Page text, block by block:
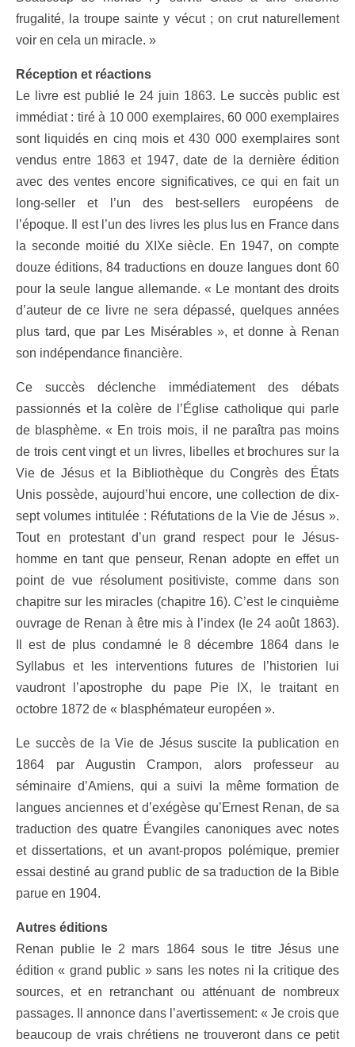
frugalité, la troupe sainte y vécut ; on crut naturellement
voir en cela un miracle. »
Réception et réactions
Le livre est publié le 24 juin 1863. Le succès public est
immédiat : tiré à 10 000 exemplaires, 60 000 exemplaires
sont liquidés en cinq mois et 430 000 exemplaires sont
vendus entre 1863 et 1947, date de la dernière édition
avec des ventes encore significatives, ce qui en fait un
long-seller et l’un des best-sellers européens de
l’époque. Il est l’un des livres les plus lus en France dans
la seconde moitié du XIXe siècle. En 1947, on compte
douze éditions, 84 traductions en douze langues dont 60
pour la seule langue allemande. « Le montant des droits
d’auteur de ce livre ne sera dépassé, quelques années
plus tard, que par Les Misérables », et donne à Renan
son indépendance financière.
Ce succès déclenche immédiatement des débats
passionnés et la colère de l’Église catholique qui parle
de blasphème. « En trois mois, il ne paraîtra pas moins
de trois cent vingt et un livres, libelles et brochures sur la
Vie de Jésus et la Bibliothèque du Congrès des États
Unis possède, aujourd’hui encore, une collection de dix-
sept volumes intitulée : Réfutations de la Vie de Jésus ».
Tout en protestant d’un grand respect pour le Jésus-
homme en tant que penseur, Renan adopte en effet un
point de vue résolument positiviste, comme dans son
chapitre sur les miracles (chapitre 16). C’est le cinquième
ouvrage de Renan à être mis à l’index (le 24 août 1863).
Il est de plus condamné le 8 décembre 1864 dans le
Syllabus et les interventions futures de l’historien lui
vaudront l’apostrophe du pape Pie IX, le traitant en
octobre 1872 de « blasphémateur européen ».
Le succès de la Vie de Jésus suscite la publication en
1864 par Augustin Crampon, alors professeur au
séminaire d’Amiens, qui a suivi la même formation de
langues anciennes et d’exégèse qu’Ernest Renan, de sa
traduction des quatre Évangiles canoniques avec notes
et dissertations, et un avant-propos polémique, premier
essai destiné au grand public de sa traduction de la Bible
parue en 1904.
Autres éditions
Renan publie le 2 mars 1864 sous le titre Jésus une
édition « grand public » sans les notes ni la critique des
sources, et en retranchant ou atténuant de nombreux
passages. Il annonce dans l’avertissement: « Je crois que
beaucoup de vrais chrétiens ne trouveront dans ce petit